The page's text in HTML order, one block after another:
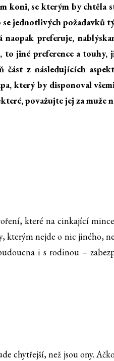
koni, se kterým by chtěla
jednotlivých požadavků
preferuje,
to jiné preference a touhy,
část z následujících
který by disponoval
považujte jej za muže
které na cinkající
kterým nejde o nic jiného,
i s rodinou –
chytřejší, než jsou ony.